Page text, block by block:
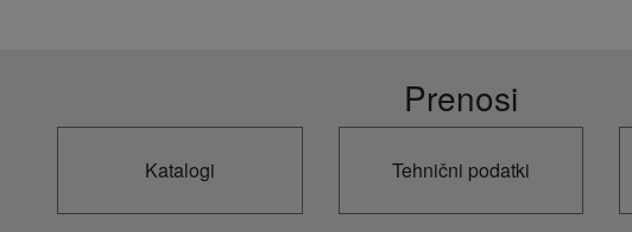
Prenosi
Katalogi Tehnični podatki